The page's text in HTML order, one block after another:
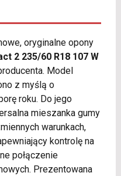
oryginalne opony
2 235/60 R18 107 W
Model
z myślą o
roku. Do jego
mieszanka gumy
warunkach,
kontrolę na
połączenie
Prezentowana